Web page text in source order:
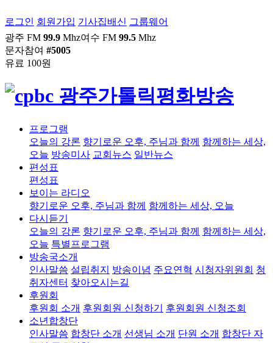
로그인 회원가입 기사집배신 그룹웨어
광주 FM 99.9 Mhz여수 FM 99.5 Mhz
문자참여 #5005
유료 100원
프로그램
오늘의 강론 향기로운 오후, 주님과 함께 함께하는 세상,
오늘 방송미사 교회뉴스 일반뉴스
편성표
편성표
보이는 라디오
향기로운 오후, 주님과 함께 함께하는 세상, 오늘
다시듣기
오늘의 강론 향기로운 오후, 주님과 함께 함께하는 세상,
오늘 특별프로그램
방송국소개
인사말씀 설립취지 방송이념 주요연혁 시청자위원회 청
취자센터 찾아오시는길
후원회
후원회 소개 후원회원 신청하기
후원회원 신청조회
소년합창단
인사말씀 합창단 소개 선생님 소개 단원 소개 합창단 자